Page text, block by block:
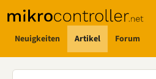
Neuigkeiten Artikel Forum